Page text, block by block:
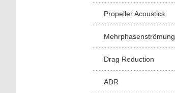
Propeller Acoustics
Mehrphasenströmung
Drag Reduction
ADR